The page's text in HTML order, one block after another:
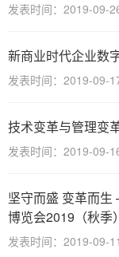
发表时间：2019-09-
新商业时代企业数
发表时间：2019-09-
技术变革与管理变
发表时间：2019-09-
坚守而盛 变革而
博览会2019（秋季
发表时间：2019-09-11